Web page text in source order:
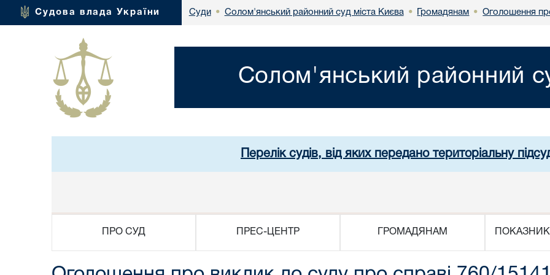
Судова влада України Суди • Солом'янський районний суд міста Києва • Громадянам • Оголошення
Солом'янський районний
Перелік судів, від яких передано територіальну
ПРО СУД ПРЕС-ЦЕНТР ГРОМАДЯНАМ